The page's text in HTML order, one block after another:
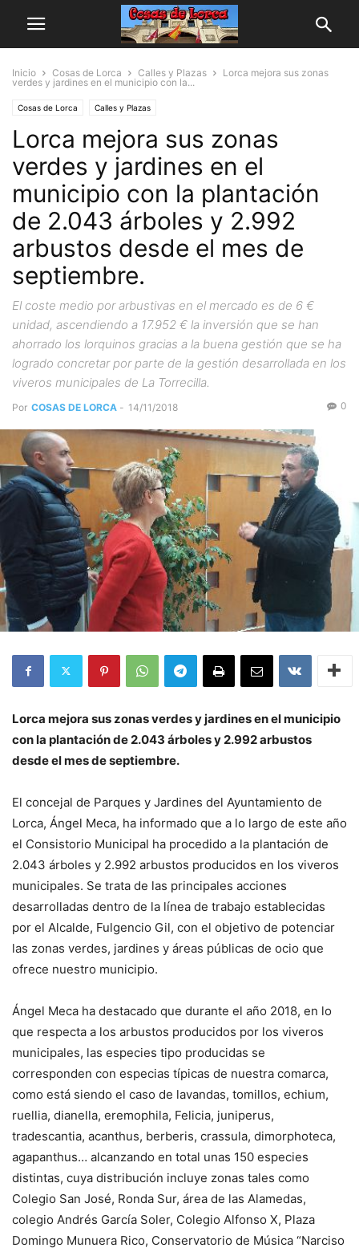
Inicio Cosas de Lorca Calles y Plazas
Lorca mejora sus zonas
verdes y jardines en el municipio con la...
Cosas de Lorca Calles y Plazas
Lorca mejora sus zonas
verdes y jardines en el
municipio con la plantación
de 2.043 árboles y 2.992
arbustos desde el mes de
septiembre.
El coste medio por arbustivas en el mercado es de 6 €
unidad, ascendiendo a 17.952 € la inversión que se han
ahorrado los lorquinos gracias a la buena gestión que se ha
logrado concretar por parte de la gestión desarrollada en los
viveros municipales de La Torrecilla.
Por COSAS DE LORCA - 14/11/2018 0
Lorca mejora sus zonas verdes y jardines en el municipio
con la plantación de 2.043 árboles y 2.992 arbustos
desde el mes de septiembre.
El concejal de Parques y Jardines del Ayuntamiento de
Lorca, Ángel Meca, ha informado que a lo largo de este año
el Consistorio Municipal ha procedido a la plantación de
2.043 árboles y 2.992 arbustos producidos en los viveros
municipales. Se trata de las principales acciones
desarrolladas dentro de la línea de trabajo establecidas
por el Alcalde, Fulgencio Gil, con el objetivo de potenciar
las zonas verdes, jardines y áreas públicas de ocio que
ofrece nuestro municipio.
Ángel Meca ha destacado que durante el año 2018, en lo
que respecta a los arbustos producidos por los viveros
municipales, las especies tipo producidas se
corresponden con especias típicas de nuestra comarca,
como está siendo el caso de lavandas, tomillos, echium,
ruellia, dianella, eremophila, Felicia, juniperus,
tradescantia, acanthus, berberis, crassula, dimorphoteca,
agapanthus… alcanzando en total unas 150 especies
distintas, cuya distribución incluye zonas tales como
Colegio San José, Ronda Sur, área de las Alamedas,
colegio Andrés García Soler, Colegio Alfonso X, Plaza
Domingo Munuera Rico, Conservatorio de Música “Narciso